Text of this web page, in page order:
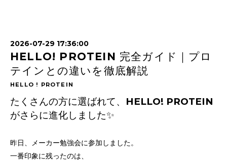
2026-07-29 17:36:00
HELLO! PROTEIN 完全ガイド｜プロ
テインとの違いを徹底解説
HELLO ! PROTEIN
たくさんの方に選ばれて、HELLO! PROTEIN
がさらに進化しました✨
昨日、メーカー勉強会に参加しました。
一番印象に残ったのは、